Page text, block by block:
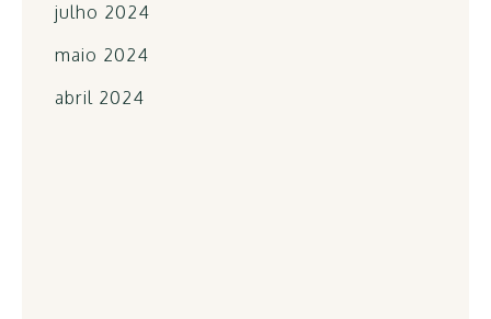
julho 2024
maio 2024
abril 2024